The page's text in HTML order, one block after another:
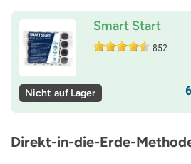
Smart Start
852
Nicht auf Lager
Direkt-in-die-Erde-